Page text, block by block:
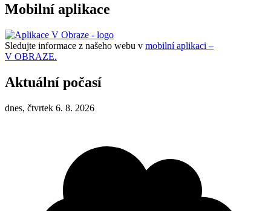
Mobilní aplikace
Sledujte informace z našeho webu v mobilní aplikaci –
V OBRAZE.
Aktuální počasí
dnes, čtvrtek 6. 8. 2026